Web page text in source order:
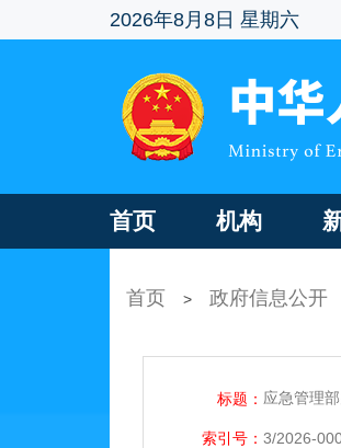
2026年8月8日 星期六
首页 机构
首页 > 政府信息公开
标题： 应急管理
索引号： 3/2026-